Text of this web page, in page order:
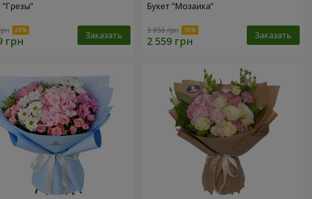
"Грезы"
Заказать
Букет "Мозаика"
3 656 грн Заказать